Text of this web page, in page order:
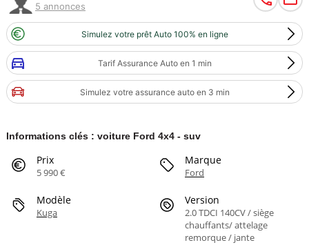
5 annonces
Simulez votre prêt Auto 100% en ligne
Tarif Assurance Auto en 1 min
Simulez votre assurance auto en 3 min
Informations clés : voiture Ford 4x4 - suv
Prix
5 990 €
Marque
Ford
Modèle
Kuga
Version
2.0 TDCI 140CV / siège
chauffants/ attelage
remorque / jante